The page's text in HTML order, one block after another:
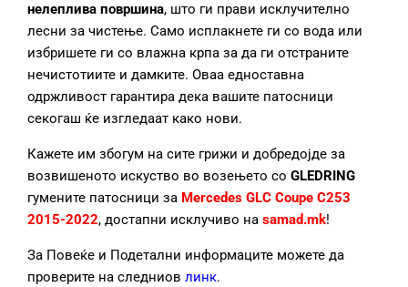
нелеплива површина, што ги прави исклучително
лесни за чистење. Само исплакнете ги со вода или
избришете ги со влажна крпа за да ги отстраните
нечистотиите и дамките. Оваа едноставна
одржливост гарантира дека вашите патосници
секогаш ќе изгледаат како нови.
Кажете им збогум на сите грижи и добредојде за
возвишеното искуство во возењето со GLEDRING
гумените патосници за Mercedes GLC Coupe C253
2015-2022, достапни исклучиво на samad.mk!
За Повеќе и Подетални информаците можете да
проверите на следниов линк.